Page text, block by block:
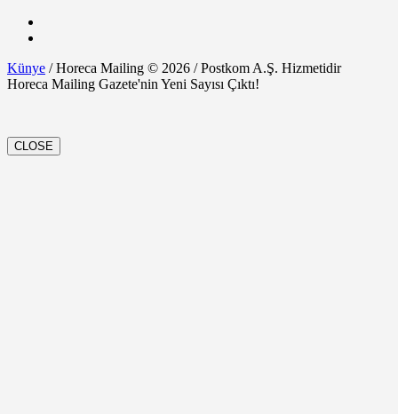
Künye / Horeca Mailing © 2026 / Postkom A.Ş. Hizmetidir
Horeca Mailing Gazete'nin Yeni Sayısı Çıktı!
CLOSE